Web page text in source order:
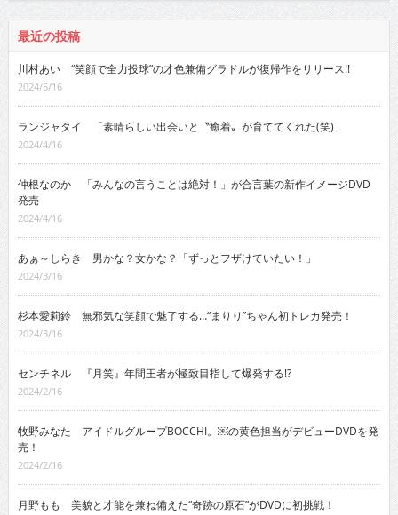
最近の投稿
川村あい “笑顔で全力投球”の才色兼備グラドルが復帰作をリリース!!
2024/5/16
ランジャタイ 「素晴らしい出会いと〝癒着〟が育ててくれた(笑)」
2024/4/16
仲根なのか 「みんなの言うことは絶対！」が合言葉の新作イメージDVD
発売
2024/4/16
あぁ～しらき 男かな？女かな？「ずっとフザけていたい！」
2024/3/16
杉本愛莉鈴 無邪気な笑顔で魅了する…“まりり”ちゃん初トレカ発売！
2024/3/16
センチネル 『月笑』年間王者が極致目指して爆発する!?
2024/2/16
牧野みなた アイドルグループBOCCHI。￼の黄色担当がデビューDVDを発
売！
2024/2/16
月野もも 美貌と才能を兼ね備えた“奇跡の原石”がDVDに初挑戦！